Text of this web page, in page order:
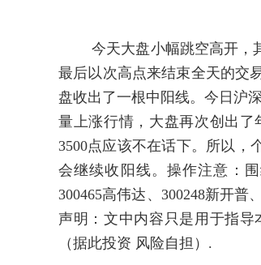
今天大盘小幅跳空高开，其
最后以次高点来结束全天的交
盘收出了一根中阳线。今日沪
量上涨行情，大盘再次创出
3500点应该不在话下。所以，
会继续收阳线。操作注意：
300465高伟达、300248新开
声明：文中内容只是用于指导
（据此投资 风险自担）.